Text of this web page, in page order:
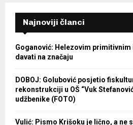
Najnoviji članci
Goganović: Helezovim primitivnim
davati na značaju
DOBOJ: Golubović posjetio
rekonstrukciji u OŠ “Vuk
udžbenike (FOTO)
Vulić: Pismo Krišoku je lično, a ne